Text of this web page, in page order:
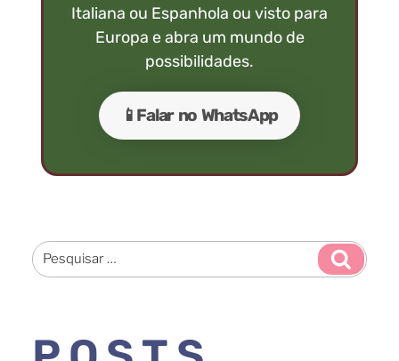
Italiana ou Espanhola ou visto para
Europa e abra um mundo de
possibilidades.
📱Falar no WhatsApp